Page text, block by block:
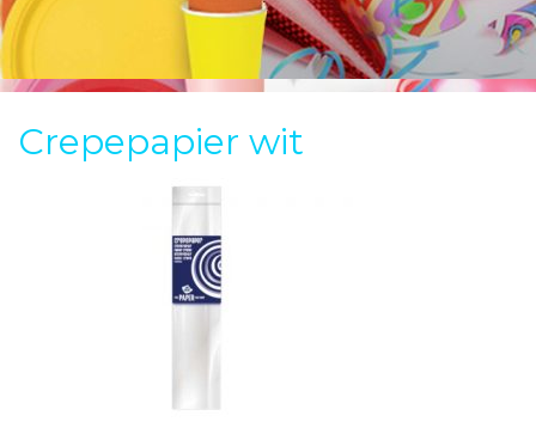
Crepepapier wit